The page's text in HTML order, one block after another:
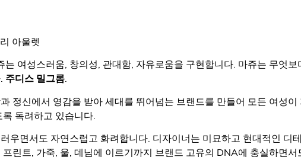
아울렛
여성스러움, 창의성, 관대함, 자유로움을 구현합니다. 마쥬는 무엇
주디스 밀그롬.
정신에서 영감을 받아 세대를 뛰어넘는 브랜드를 만들어 모든 여성
독려하고 있습니다.
우면서도 자연스럽고 화려합니다. 디자이너는 미묘하고 현대적인 디
린트, 가죽, 울, 데님에 이르기까지 브랜드 고유의 DNA에 충실하면